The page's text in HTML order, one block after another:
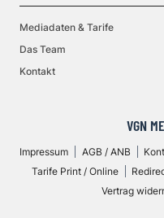
Mediadaten & Tarife
Das Team
Kontakt
VGN
Impressum AGB / ANB
Tarife Print / Online
Vertrag